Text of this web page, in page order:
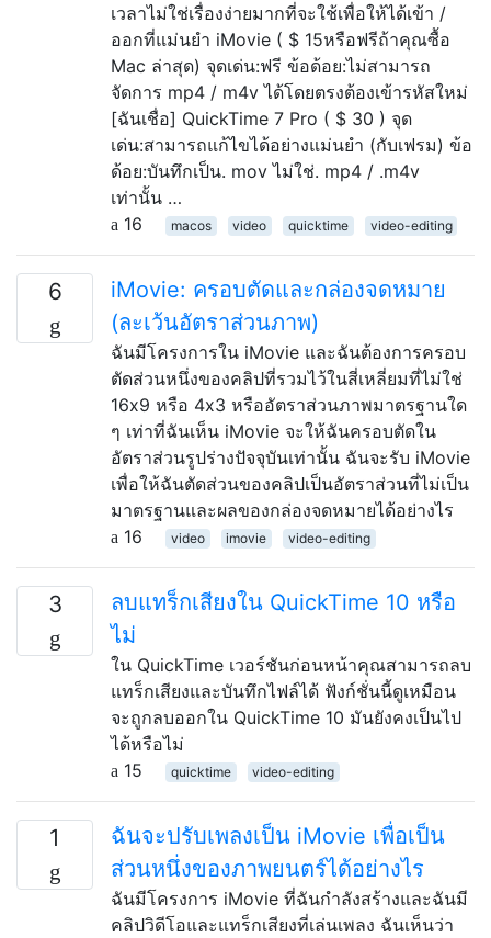
เวลาไม่ใช่เรื่องง่ายมากที่จะใช้เพื่อให้ได้เข้า /
ออกที่แม่นยำ iMovie ( $ 15หรือฟรีถ้าคุณซื้อ
Mac ล่าสุด) จุดเด่น:ฟรี ข้อด้อย:ไม่สามารถ
จัดการ mp4 / m4v ได้โดยตรงต้องเข้ารหัสใหม่
[ฉันเชื่อ] QuickTime 7 Pro ( $ 30 ) จุด
เด่น:สามารถแก้ไขได้อย่างแม่นยำ (กับเฟรม) ข้อ
ด้อย:บันทึกเป็น. mov ไม่ใช่. mp4 / .m4v
เท่านั้น …
16
macos video quicktime video-editing
6
iMovie: ครอบตัดและกล่องจดหมาย
(ละเว้นอัตราส่วนภาพ)
ฉันมีโครงการใน iMovie และฉันต้องการครอบ
ตัดส่วนหนึ่งของคลิปที่รวมไว้ในสี่เหลี่ยมที่ไม่ใช่
16x9 หรือ 4x3 หรืออัตราส่วนภาพมาตรฐานใด
ๆ เท่าที่ฉันเห็น iMovie จะให้ฉันครอบตัดใน
อัตราส่วนรูปร่างปัจจุบันเท่านั้น ฉันจะรับ iMovie
เพื่อให้ฉันตัดส่วนของคลิปเป็นอัตราส่วนที่ไม่เป็น
มาตรฐานและผลของกล่องจดหมายได้อย่างไร
16
video imovie video-editing
3
ลบแทร็กเสียงใน QuickTime 10 หรือ
ไม่
ใน QuickTime เวอร์ชันก่อนหน้าคุณสามารถลบ
แทร็กเสียงและบันทึกไฟล์ได้ ฟังก์ชั่นนี้ดูเหมือน
จะถูกลบออกใน QuickTime 10 มันยังคงเป็นไป
ได้หรือไม่
15
quicktime video-editing
1
ฉันจะปรับเพลงเป็น iMovie เพื่อเป็น
ส่วนหนึ่งของภาพยนตร์ได้อย่างไร
ฉันมีโครงการ iMovie ที่ฉันกำลังสร้างและฉันมี
คลิปวิดีโอและแทร็กเสียงที่เล่นเพลง ฉันเห็นว่า